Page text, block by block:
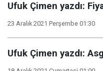
Ufuk Çimen yazdı:
23 Aralık 2021 Perşembe 01:30
Ufuk Çimen yazdı: